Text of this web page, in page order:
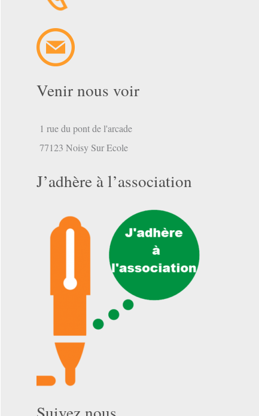
Venir nous voir
1 rue du pont de l'arcade
77123 Noisy Sur Ecole
J’adhère à l’association